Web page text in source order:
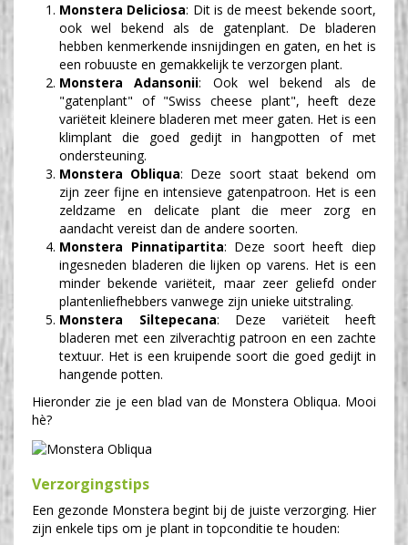
Monstera Deliciosa: Dit is de meest bekende soort,
ook wel bekend als de gatenplant. De bladeren
hebben kenmerkende insnijdingen en gaten, en het is
een robuuste en gemakkelijk te verzorgen plant.
Monstera Adansonii: Ook wel bekend als de
"gatenplant" of "Swiss cheese plant", heeft deze
variëteit kleinere bladeren met meer gaten. Het is een
klimplant die goed gedijt in hangpotten of met
ondersteuning.
Monstera Obliqua: Deze soort staat bekend om
zijn zeer fijne en intensieve gatenpatroon. Het is een
zeldzame en delicate plant die meer zorg en
aandacht vereist dan de andere soorten.
Monstera Pinnatipartita: Deze soort heeft diep
ingesneden bladeren die lijken op varens. Het is een
minder bekende variëteit, maar zeer geliefd onder
plantenliefhebbers vanwege zijn unieke uitstraling.
Monstera Siltepecana: Deze variëteit heeft
bladeren met een zilverachtig patroon en een zachte
textuur. Het is een kruipende soort die goed gedijt in
hangende potten.
Hieronder zie je een blad van de Monstera Obliqua. Mooi
hè?
Verzorgingstips
Een gezonde Monstera begint bij de juiste verzorging. Hier
zijn enkele tips om je plant in topconditie te houden: